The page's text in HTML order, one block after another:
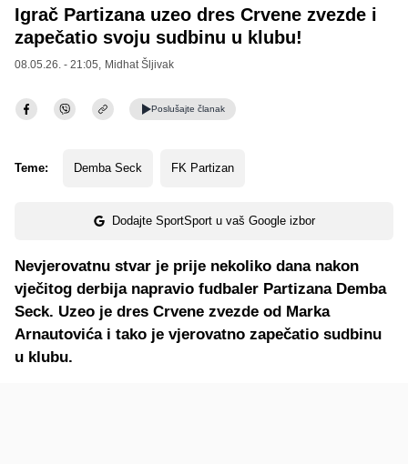
Igrač Partizana uzeo dres Crvene zvezde i
zapečatio svoju sudbinu u klubu!
08.05.26. - 21:05, Midhat Šljivak
Poslušajte članak
Teme: Demba Seck FK Partizan
Dodajte SportSport u vaš Google izbor
Nevjerovatnu stvar je prije nekoliko dana nakon
vječitog derbija napravio fudbaler Partizana Demba
Seck. Uzeo je dres Crvene zvezde od Marka
Arnautovića i tako je vjerovatno zapečatio sudbinu
u klubu.